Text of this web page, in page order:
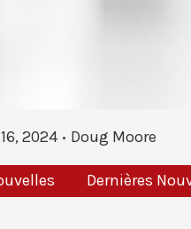
2024 Doug Moore
Dernières